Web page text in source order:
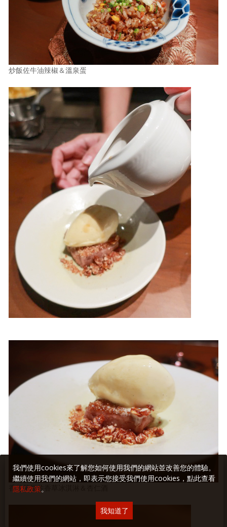
炒飯佐牛油辣椒＆溫泉蛋
香煎芋餅佐香草冰淇淋＆杏仁酒
我們使用cookies來了解您如何使用我們的網站並改善您的體驗。
繼續使用我們的網站，即表示您接受我們使用cookies，點此查看
隱私政策。
我知道了